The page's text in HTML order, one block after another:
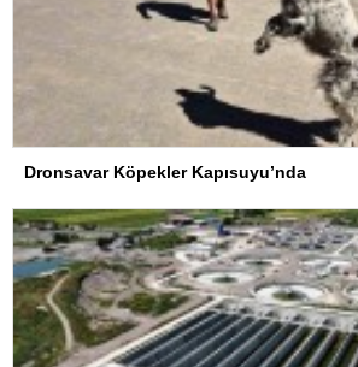
Dronsavar Köpekler Kapısuyu’nda